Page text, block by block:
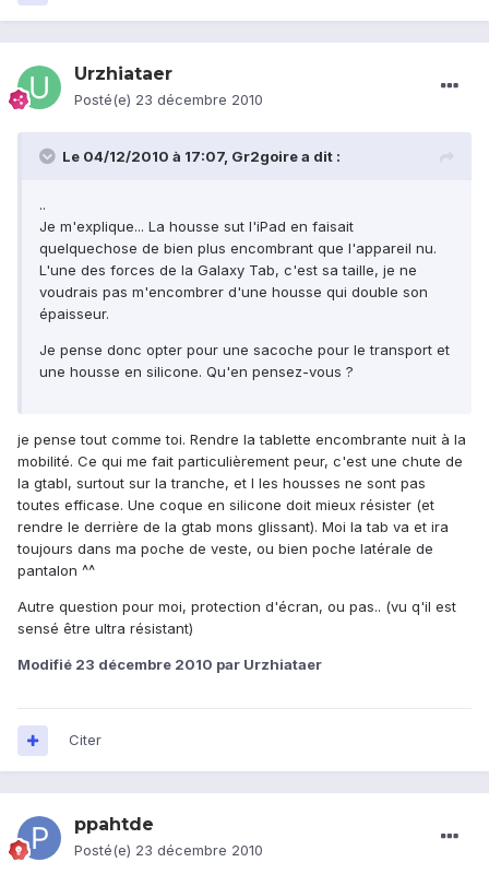
Urzhiataer
Posté(e) 23 décembre 2010
Le 04/12/2010 à 17:07, Gr2goire a dit :
..
Je m'explique... La housse sut l'iPad en faisait
quelquechose de bien plus encombrant que l'appareil nu.
L'une des forces de la Galaxy Tab, c'est sa taille, je ne
voudrais pas m'encombrer d'une housse qui double son
épaisseur.
Je pense donc opter pour une sacoche pour le transport et
une housse en silicone. Qu'en pensez-vous ?
je pense tout comme toi. Rendre la tablette encombrante nuit à la
mobilité. Ce qui me fait particulièrement peur, c'est une chute de
la gtabl, surtout sur la tranche, et l les housses ne sont pas
toutes efficase. Une coque en silicone doit mieux résister (et
rendre le derrière de la gtab mons glissant). Moi la tab va et ira
toujours dans ma poche de veste, ou bien poche latérale de
pantalon ^^
Autre question pour moi, protection d'écran, ou pas.. (vu q'il est
sensé être ultra résistant)
Modifié 23 décembre 2010 par Urzhiataer
Citer
ppahtde
Posté(e) 23 décembre 2010